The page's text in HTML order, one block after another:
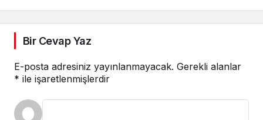
Bir Cevap Yaz
E-posta adresiniz yayınlanmayacak. Gerekli alanlar
* ile işaretlenmişlerdir